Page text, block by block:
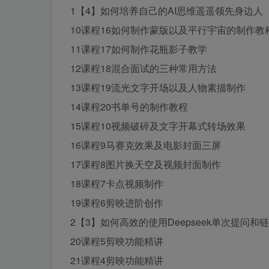
1【4】如何培养自己的AI思维遥遥领先身边人
10课程16如何制作蒙版以及平行宇宙的制作教
11课程17如何制作花瓶影子教学
12课程18混合面试的三种常用方法
13课程19流光文字开场以及人物素描制作
14课程20书单号的制作教程
15课程10视频破碎及文字开幕式转场效果
16课程9马赛克效果及电影封面三屏
17课程8图片换天空及视频封面制作
18课程7卡点视频制作
19课程6剪映进阶创作
2【3】如何高效的使用Deepseek单次提问和
20课程5剪映功能精讲
21课程4剪映功能精讲